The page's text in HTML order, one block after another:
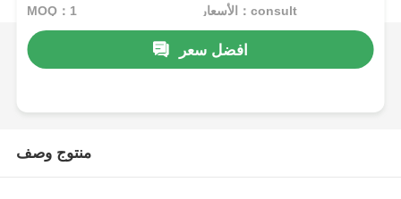
MOQ：1 الأسعار：consult
افضل سعر
منتوج وصف